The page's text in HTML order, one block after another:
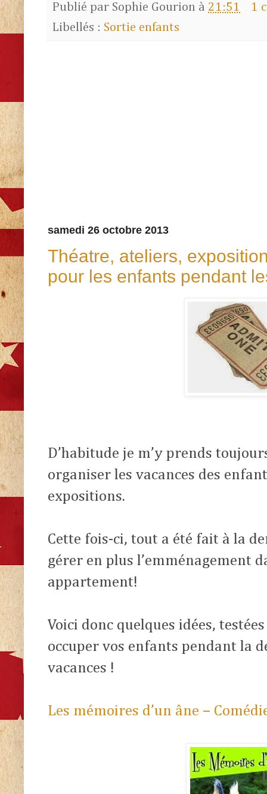
Publié par Sophie Gourion à 21:51
1
Libellés : Sortie enfants
samedi 26 octobre 2013
Théatre, ateliers,
pour les enfants pendant
D’habitude je m’y prends
organiser les vacances des
expositions.
Cette fois-ci, tout a été fait à la
gérer en plus l’emménagement
appartement!
Voici donc quelques idées,
occuper vos enfants pendant la
vacances !
Les mémoires d’un âne –